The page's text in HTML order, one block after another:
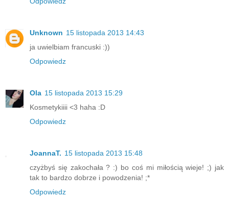
Unknown 15 listopada 2013 14:43
ja uwielbiam francuski :))
Odpowiedz
Ola 15 listopada 2013 15:29
Kosmetykiiii <3 haha :D
Odpowiedz
JoannaT. 15 listopada 2013 15:48
czyżbyś się zakochała ? :) bo coś mi miłością wieje! ;) jak
tak to bardzo dobrze i powodzenia! ;*
Odpowiedz